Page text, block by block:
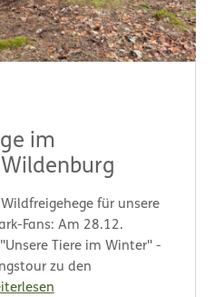
im
für unsere
Fans: Am 28.12.
Tiere im Winter" -
zu den